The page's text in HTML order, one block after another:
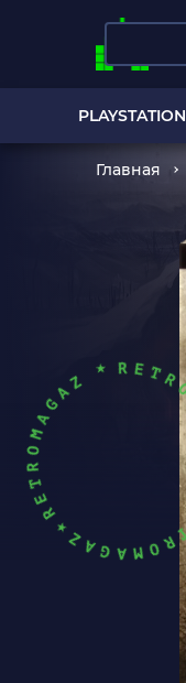
PLAYSTATION
Главная